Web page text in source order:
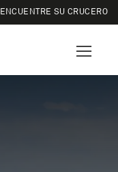
ENCUENTRE SU CRUCERO